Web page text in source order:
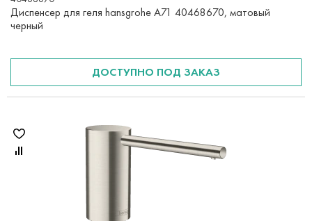
Диспенсер для геля hansgrohe A71 40468670, матовый
черный
ДОСТУПНО ПОД ЗАКАЗ